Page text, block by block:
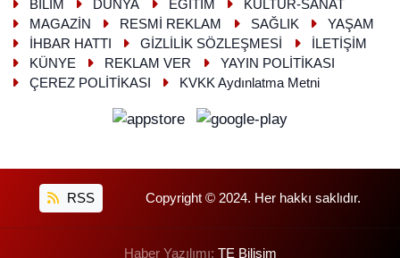
BİLİM
DÜNYA EĞİTİM
KÜLTÜR-SANAT
MAGAZİN
RESMİ REKLAM SAĞLIK
YAŞAM
İHBAR HATTI
GİZLİLİK SÖZLEŞMESİ
İLETİŞİM
KÜNYE
REKLAM VER
YAYIN POLİTİKASI
ÇEREZ POLİTİKASI
KVKK Aydınlatma Metni
RSS Copyright © 2024. Her hakkı saklıdır.
Haber Yazılımı: TE Bilişim